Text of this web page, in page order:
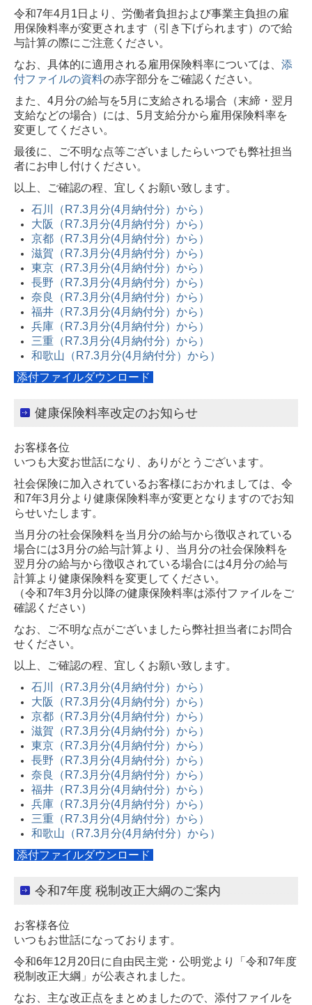
令和7年4月1日より、労働者負担および事業主負担の雇
用保険料率が変更されます（引き下げられます）ので給
与計算の際にご注意ください。
なお、具体的に適用される雇用保険料率については、 添
付ファイルの資料の赤字部分をご確認ください。
また、4月分の給与を5月に支給される場合（末締・翌月
支給などの場合）には、5月支給分から雇用保険料率を
変更してください。
最後に、ご不明な点等ございましたらいつでも弊社担当
者にお申し付けください。
以上、ご確認の程、宜しくお願い致します。
石川（R7.3月分(4月納付分）から）
大阪（R7.3月分(4月納付分）から）
京都（R7.3月分(4月納付分）から）
滋賀（R7.3月分(4月納付分）から）
東京（R7.3月分(4月納付分）から）
長野（R7.3月分(4月納付分）から）
奈良（R7.3月分(4月納付分）から）
福井（R7.3月分(4月納付分）から）
兵庫（R7.3月分(4月納付分）から）
三重（R7.3月分(4月納付分）から）
和歌山（R7.3月分(4月納付分）から）
添付ファイルダウンロード
健康保険料率改定のお知らせ
お客様各位
いつも大変お世話になり、ありがとうございます。
社会保険に加入されているお客様におかれましては、令
和7年3月分より健康保険料率が変更となりますのでお知
らせいたします。
当月分の社会保険料を当月分の給与から徴収されている
場合には3月分の給与計算より、当月分の社会保険料を
翌月分の給与から徴収されている場合には4月分の給与
計算より健康保険料を変更してください。
（令和7年3月分以降の健康保険料率は添付ファイルをご
確認ください）
なお、ご不明な点がございましたら弊社担当者にお問合
せください。
以上、ご確認の程、宜しくお願い致します。
石川（R7.3月分(4月納付分）から）
大阪（R7.3月分(4月納付分）から）
京都（R7.3月分(4月納付分）から）
滋賀（R7.3月分(4月納付分）から）
東京（R7.3月分(4月納付分）から）
長野（R7.3月分(4月納付分）から）
奈良（R7.3月分(4月納付分）から）
福井（R7.3月分(4月納付分）から）
兵庫（R7.3月分(4月納付分）から）
三重（R7.3月分(4月納付分）から）
和歌山（R7.3月分(4月納付分）から）
添付ファイルダウンロード
令和7年度 税制改正大綱のご案内
お客様各位
いつもお世話になっております。
令和6年12月20日に自由民主党・公明党より「令和7年度
税制改正大綱」が公表されました。
なお、主な改正点をまとめましたので、添付ファイルを